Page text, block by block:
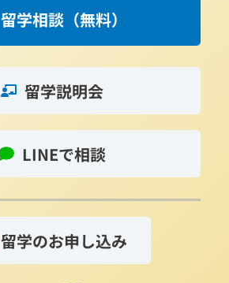
留学相談（無料）
留学説明会
LINEで相談
留学のお申し込み